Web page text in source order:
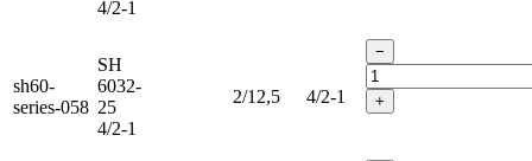
4/2-1
sh60-
series-058
SH
6032-
25
4/2-1
2/12,5 4/2-1
−
+